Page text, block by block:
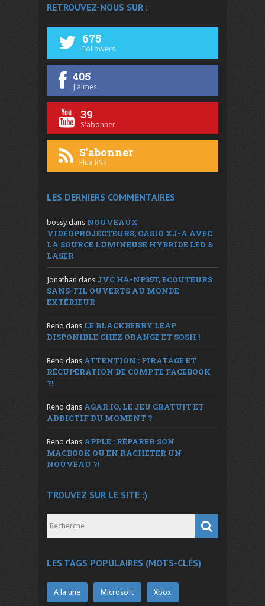
RETROUVEZ-NOUS SUR :
675
Followers
405
J'aimes
39
S'abonner
S'abonner
Flux RSS
LES DERNIERS COMMENTAIRES
bossy dans NOUVEAUX
VIDÉOPROJECTEURS, CASIO XJ-A AVEC
LA SOURCE LUMINEUSE HYBRIDE LED &
LASER
Jonathan dans JVC HA-NP35T, ÉCOUTEURS
SANS-FIL OUVERTS AU MONDE
EXTÉRIEUR
Reno dans LE BLACKBERRY LEAP
DISPONIBLE CHEZ ORANGE ET SOSH !
Reno dans ATTENTION : PIRATAGE ET
RÉCUPÉRATION DE COMPTE FACEBOOK
?!
Reno dans AGAR.IO, LE JEU GRATUIT ET
ADDICTIF DU MOMENT ?
Reno dans APPLE : RÉPARER SON
MACBOOK OU EN RACHETER UN
NOUVEAU ?!
TROUVEZ SUR LE SITE :)
LES TAGS POPULAIRES (MOTS-CLÉS)
A la une Microsoft Xbox